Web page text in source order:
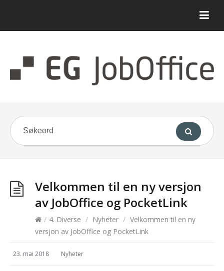
Velkommen til en ny versjon
av JobOffice og PocketLink
/ 4. Diverse / Nyheter / Velkommen til en ny
versjon av JobOffice og PocketLink
23. mai 2018 Nyheter